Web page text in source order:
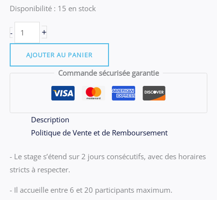
Disponibilité : 15 en stock
-
quantité
de
Stage
Saint-
janvier
samedi
1er
fevrier
+
AJOUTER AU PANIER
Commande sécurisée garantie
Description
Politique de Vente et de Remboursement
- Le stage s’étend sur 2 jours consécutifs, avec des horaires
stricts à respecter.
- Il accueille entre 6 et 20 participants maximum.